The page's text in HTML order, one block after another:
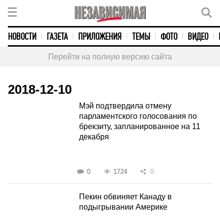
НОВОСТИ ГАЗЕТА ПРИЛОЖЕНИЯ ТЕМЫ ФОТО ВИДЕО
Перейти на полную версию сайта
2018-12-10
Мэй подтвердила отмену
парламентского голосования по
брекзиту, запланированное на 11
декабря
0 1724 0
Пекин обвиняет Канаду в
подыгрывании Америке